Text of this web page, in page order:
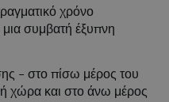
χρόνο
συμβατή έξυπνη
- στο πίσω μέρος του
χώρα και στο άνω μέρος